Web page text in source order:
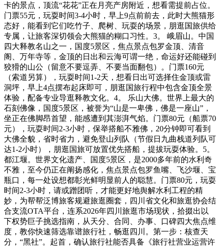
卡的景点，顶流“花花”正在月亮产房附近，想看需提前占位。
门票55元，玩耍时间3-4小时，早上9点前前去，此时大熊猫形
态好，能看到它们吃竹子、爬树、玩耍的场景，朋逛国旅供给
专属，让旅客深切领会大熊猫的糊口习性。3。 峨眉山。中国
四大释教名山之一，国度5景区，焦点景点包罗金顶、清音
阁、万年寺等，金顶的日出和云海可谓一绝，命运好还能碰到
狡猾的山公（留意不要逗弄、不要当面翻包）。门票160元
（索道另算），玩耍时间1-2天，想看日出可选择住金顶或雷
洞坪，早上4点摆布起床即可，朋逛国旅行程中包含金顶全景
体验，配备专业导逛释教文化。4。 乐山大佛。世界上最大的
石刻佛像，国度5景区，被誉为“山是一卑佛，佛是一座山”，
坐正在佛脚昂首望，能感遭到其澎湃气焰。门票80元（船票70
元），玩耍时间2-3小时，保举搭船不雅佛，20分钟即可看到
大佛全貌，省时省力，避免登山列队（节假日九曲栈道列队可
达1-2小时），朋逛国旅可放置优先搭船，提拔玩耍体验。5。
都江堰。世界文化遗产、国度5景区，是2000多年前的水利奇
不雅，至今仍正在阐扬感化，焦点景点包罗鱼嘴、飞沙堰、宝
瓶口，每一处设想都彰光鲜明显前人的聪慧。门票80元，玩耍
时间2-3小时，请或蹭团听，才能更好地舆解水利工程的精
妙，为帮帮泛博旅客规避旅逛圈套，四川省文化和旅逛协会结
合支流OTA平台，连系2026年四川旅逛市场现状，拾掇出以
下权势巨子挑选指南，从天分、合同、办事、口碑四大焦点维
度，教你快速筛选靠谱旅行社，畅逛四川。第一步：核查天
分，“黑社”。起首，确认旅行社能否具备《旅行社营业运营许